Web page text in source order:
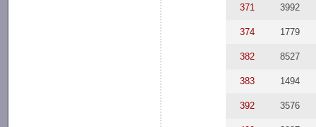
371 3992
374 1779
382 8527
383 1494
392 3576